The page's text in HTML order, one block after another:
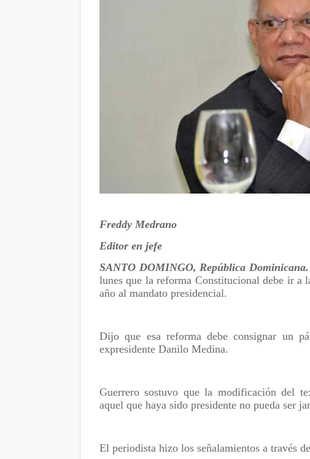
Freddy Medrano
Editor en jefe
SANTO DOMINGO, República Dominicana.
lunes que la reforma Constitucional debe ir a
año al mandato presidencial.
Dijo que esa reforma debe consignar un
expresidente Danilo Medina.
Guerrero sostuvo que la modificación del
aquel que haya sido presidente no pueda ser
El periodista hizo los señalamientos a través